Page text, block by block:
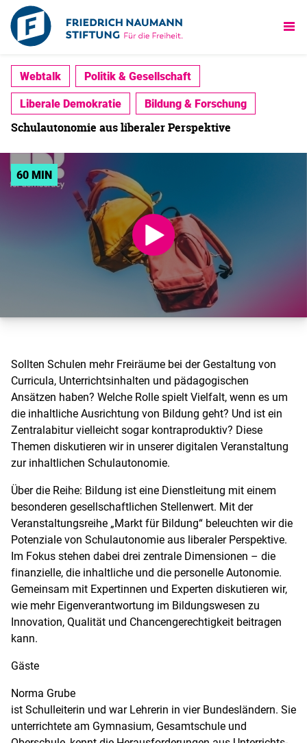
Webtalk
Politik & Gesellschaft
Liberale Demokratie
Bildung & Forschung
Schulautonomie aus liberaler Perspektive
60 MIN
Sollten Schulen mehr Freiräume bei der Gestaltung von
Curricula, Unterrichtsinhalten und pädagogischen
Ansätzen haben? Welche Rolle spielt Vielfalt, wenn es um
die inhaltliche Ausrichtung von Bildung geht? Und ist ein
Zentralabitur vielleicht sogar kontraproduktiv? Diese
Themen diskutieren wir in unserer digitalen Veranstaltung
zur inhaltlichen Schulautonomie.
Über die Reihe: Bildung ist eine Dienstleitung mit einem
besonderen gesellschaftlichen Stellenwert. Mit der
Veranstaltungsreihe „Markt für Bildung“ beleuchten wir die
Potenziale von Schulautonomie aus liberaler Perspektive.
Im Fokus stehen dabei drei zentrale Dimensionen – die
finanzielle, die inhaltliche und die personelle Autonomie.
Gemeinsam mit Expertinnen und Experten diskutieren wir,
wie mehr Eigenverantwortung im Bildungswesen zu
Innovation, Qualität und Chancengerechtigkeit beitragen
kann.
Gäste
Norma Grube
ist Schulleiterin und war Lehrerin in vier Bundesländern. Sie
unterrichtete am Gymnasium, Gesamtschule und